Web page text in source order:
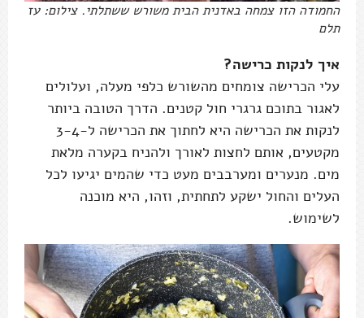
החמודה הזו צמחה באדנית הבית משורש ששתלתי. צילום: עז
תלם
איך לנקות כרישה?
עלי הכרישה צומחים מהשורש כלפי מעלה, ועלולים
לאגור בתוכם גרגרי חול קטנים. הדרך הטובה ביותר
לנקות את הכרישה היא לחתוך את הכרישה ל-3-4
מקטעים, אותם לחצות לאורך ולהניח בקערה מלאת
מים. מנערים ומערבבים מעט כדי שהמים יגיעו לכל
העלים והחול ישקע לתחתית, וזהו, היא מוכנה
לשימוש.